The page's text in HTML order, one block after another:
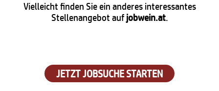
Vielleicht finden Sie ein anderes interessantes
Stellenangebot aufjobwein.at.
JETZT JOBSUCHE STARTEN